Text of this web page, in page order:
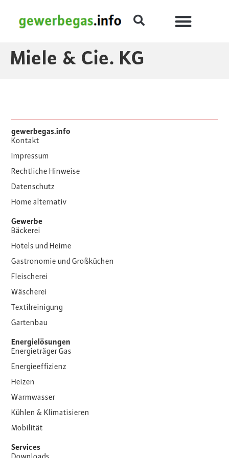
Miele & Cie. KG
gewerbegas.info
Kontakt
Impressum
Rechtliche Hinweise
Datenschutz
Home alternativ
Gewerbe
Bäckerei
Hotels und Heime
Gastronomie und Großküchen
Fleischerei
Wäscherei
Textilreinigung
Gartenbau
Energielösungen
Energieträger Gas
Energieeffizienz
Heizen
Warmwasser
Kühlen & Klimatisieren
Mobilität
Services